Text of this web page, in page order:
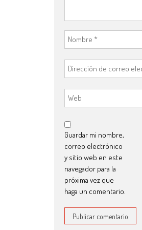
Guardar mi nombre,
correo electrónico
y sitio web en este
navegador para la
próxima vez que
haga un comentario.